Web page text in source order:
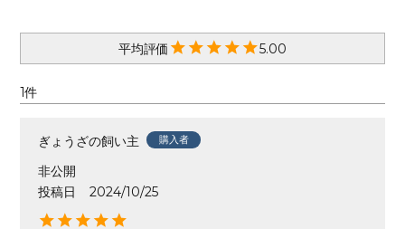
5.00
1
ぎょうざの飼い主 購入者
非公開
投稿日
2024/10/25